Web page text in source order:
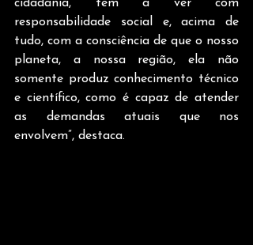
cidadania, tem a ver com
responsabilidade social e, acima de
tudo, com a consciência de que o nosso
planeta, a nossa região, ela não
somente produz conhecimento técnico
e científico, como é capaz de atender
as demandas atuais que nos
envolvem”, destaca.